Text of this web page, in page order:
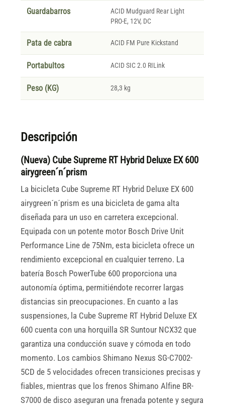
Guardabarros
ACID Mudguard Rear Light
PRO-E, 12V, DC
Pata de cabra ACID FM Pure Kickstand
Portabultos ACID SIC 2.0 RILink
Peso (KG) 28,3 kg
Descripción
(Nueva) Cube Supreme RT Hybrid Deluxe EX 600
airygreen´n´prism
La bicicleta Cube Supreme RT Hybrid Deluxe EX 600
airygreen´n´prism es una bicicleta de gama alta
diseñada para un uso en carretera excepcional.
Equipada con un potente motor Bosch Drive Unit
Performance Line de 75Nm, esta bicicleta ofrece un
rendimiento excepcional en cualquier terreno. La
batería Bosch PowerTube 600 proporciona una
autonomía óptima, permitiéndote recorrer largas
distancias sin preocupaciones. En cuanto a las
suspensiones, la Cube Supreme RT Hybrid Deluxe EX
600 cuenta con una horquilla SR Suntour NCX32 que
garantiza una conducción suave y cómoda en todo
momento. Los cambios Shimano Nexus SG-C7002-
5CD de 5 velocidades ofrecen transiciones precisas y
fiables, mientras que los frenos Shimano Alfine BR-
S7000 de disco aseguran una frenada potente y segura